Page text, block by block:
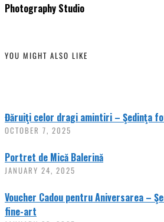
Photography Studio
YOU MIGHT ALSO LIKE
Đăruiţi celor dragi amintiri – Şedinţa
OCTOBER 7, 2025
Portret de Mică Balerină
JANUARY 24, 2025
Voucher Cadou pentru Aniversarea –
fine-art